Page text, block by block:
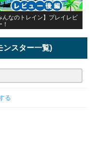
んなのトレイン】プレイレビ
ンスター一覧)
る